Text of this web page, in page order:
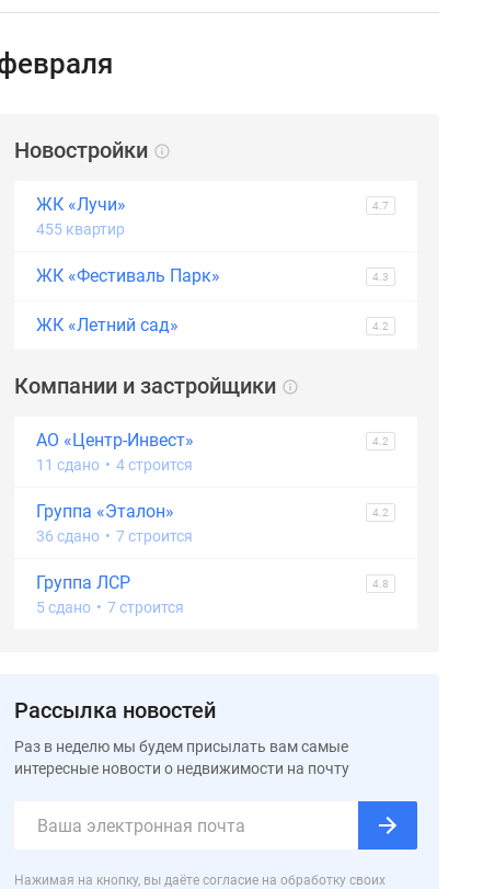
Новостройки
ЖК «Лучи» 4.7
455 квартир
ЖК «Фестиваль Парк» 4.3
ЖК «Летний сад» 4.2
Компании и застройщики
АО «Центр-Инвест» 4.2
11 сдано • 4 строится
Группа «Эталон» 4.2
36 сдано • 7 строится
Группа ЛСР 4.8
5 сдано • 7 строится
Рассылка новостей
Раз в неделю мы будем присылать вам самые
интересные новости о недвижимости на почту
Нажимая на кнопку, вы даёте согласие на обработку своих